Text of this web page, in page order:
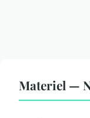
Materiel —